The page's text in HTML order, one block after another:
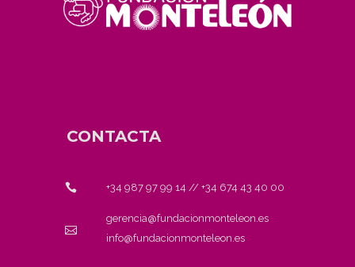
CONTACTA
+34 987 97 99 14 // +34 674 43 40 00
gerencia@fundacionmonteleon.es
info@fundacionmonteleon.es